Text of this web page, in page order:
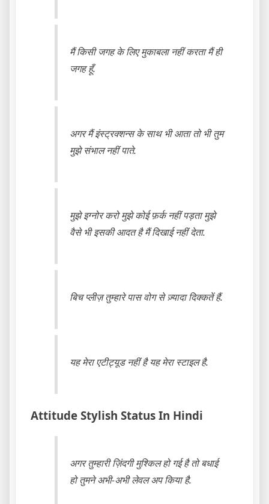
मैं किसी जगह के लिए मुकाबला नहीं करता मैं ही
जगह हूँ.
अगर मैं इंस्ट्रक्शन्स के साथ भी आता तो भी तुम
मुझे संभाल नहीं पाते.
मुझे इग्नोर करो मुझे कोई फ़र्क नहीं पड़ता मुझे
वैसे भी इसकी आदत है मैं दिखाई नहीं देता.
बिच प्लीज़ तुम्हारे पास वोग से ज़्यादा दिक्कतें हैं.
यह मेरा एटीट्यूड नहीं है यह मेरा स्टाइल है.
Attitude Stylish Status In Hindi
अगर तुम्हारी ज़िंदगी मुश्किल हो गई है तो बधाई
हो तुमने अभी-अभी लेवल अप किया है.